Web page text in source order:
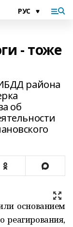
- тоже
района
об
основанием
реагирования,